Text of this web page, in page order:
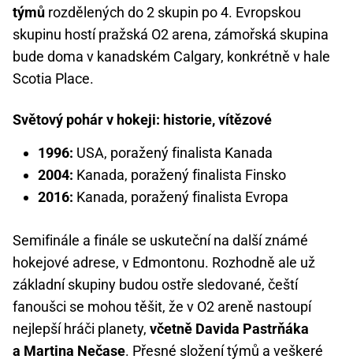
týmů rozdělených do 2 skupin po 4. Evropskou
skupinu hostí pražská O2 arena, zámořská skupina
bude doma v kanadském Calgary, konkrétně v hale
Scotia Place.
Světový pohár v hokeji: historie, vítězové
1996: USA, poražený finalista Kanada
2004: Kanada, poražený finalista Finsko
2016: Kanada, poražený finalista Evropa
Semifinále a finále se uskuteční na další známé
hokejové adrese, v Edmontonu. Rozhodně ale už
základní skupiny budou ostře sledované, čeští
fanoušci se mohou těšit, že v O2 areně nastoupí
nejlepší hráči planety, včetně Davida Pastrňáka
a Martina Nečase. Přesné složení týmů a veškeré